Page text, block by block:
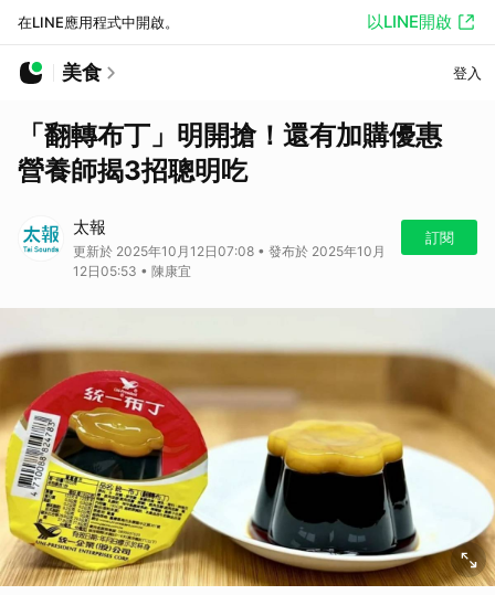
在LINE應用程式中開啟。 以LINE開啟
美食 登入
「翻轉布丁」明開搶！還有加購優惠
營養師揭3招聰明吃
太報
更新於 2025年10月12日07:08 • 發布於 2025年10月
12日05:53 • 陳康宜
訂閱